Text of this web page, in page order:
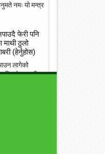
ब्याटिङ
नमः यो मन्त्र
फेरी पनि
माथी ठुलो
(हेर्नुहोस)
लागेको
गरिएको छ । गीत
छोड़ने बस्त्र
पछाडी छल्नै